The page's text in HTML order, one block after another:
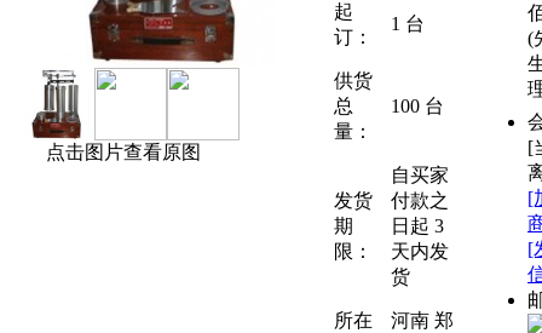
点击图片查看原图
起
订：
1 台
供货
总
量：
100 台
发货
期
限：
自买家
付款之
日起 3
天内发
货
所在
河南 郑
(
[
[
[